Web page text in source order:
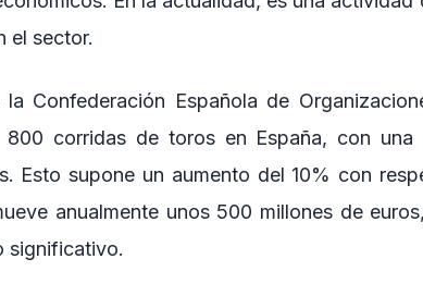
el sector.
Confederación Española de
800 corridas de toros en España, con
Esto supone un aumento del 10% con
anualmente unos 500 millones de
significativo.